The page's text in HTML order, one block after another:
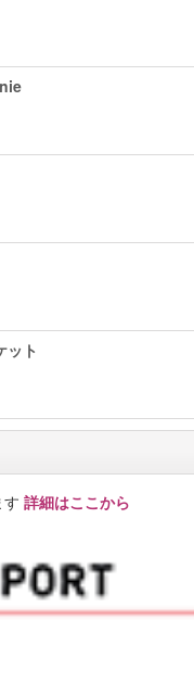
ット
詳細はここから